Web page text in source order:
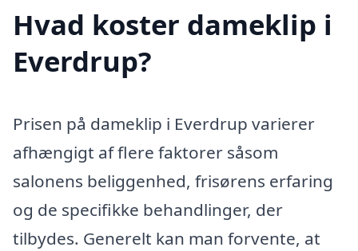
Hvad koster dameklip i
Everdrup?
Prisen på dameklip i Everdrup varierer
afhængigt af flere faktorer såsom
salonens beliggenhed, frisørens erfaring
og de specifikke behandlinger, der
tilbydes. Generelt kan man forvente, at